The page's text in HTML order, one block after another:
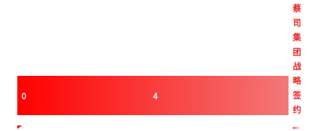
0 4
蔡
司
集
团
战
略
签
约